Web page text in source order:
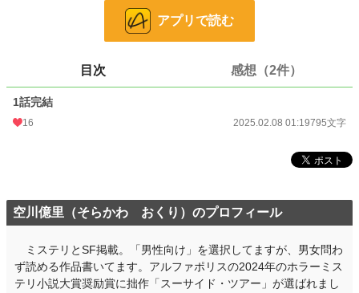
初回公開日時 2025.02.08 01:19
初回完結日時
年間ポイント 147 pt (132,404 位)
累計ポイント 1,416 pt (181,801 位)
アプリで読む
目次 感想（2件）
1話完結
16 2025.02.08 01:19795文字
空川億里（そらかわ おくり）のプロフィール
ミステリとSF掲載。「男性向け」を選択してますが、男女問わ
ず読める作品書いてます。アルファポリスの2024年のホラーミス
テリ小説大賞奨励賞に拙作「スーサイド・ツアー」が選ばれまし